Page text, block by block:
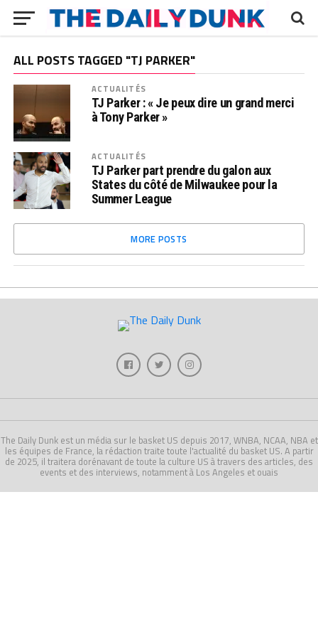
ALL POSTS TAGGED "TJ PARKER"
ACTUALITÉS
TJ Parker : « Je peux dire un grand merci
à Tony Parker »
ACTUALITÉS
TJ Parker part prendre du galon aux
States du côté de Milwaukee pour la
Summer League
MORE POSTS
The Daily Dunk est un média sur le basket US depuis 2017, WNBA, NCAA, NBA et
les équipes de France, la rédaction traite toute l'actualité du basket US. A partir
de 2025, il traitera dorénavant de toute la culture US à travers des articles, des
events et des interviews, notamment à Los Angeles et ouais